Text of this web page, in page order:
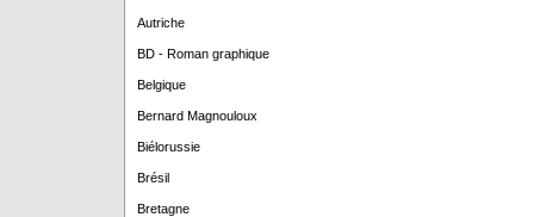
Autriche
BD - Roman graphique
Belgique
Bernard Magnouloux
Biélorussie
Brésil
Bretagne